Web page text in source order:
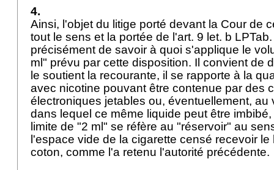
4.
Ainsi, l'objet du litige porté devant la Cour de
tout le sens et la portée de l'art. 9 let. b LPTab
précisément de savoir à quoi s'applique le
ml" prévu par cette disposition. Il convient de
le soutient la recourante, il se rapporte à la
avec nicotine pouvant être contenue par des
électroniques jetables ou, éventuellement, au
dans lequel ce même liquide peut être
limite de "2 ml" se réfère au "réservoir" au
l'espace vide de la cigarette censé recevoir
coton, comme l'a retenu l'autorité précédente.